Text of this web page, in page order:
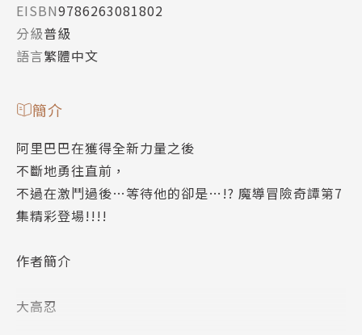
EISBN9786263081802
分級普級
語言繁體中文
簡介
阿里巴巴在獲得全新力量之後
不斷地勇往直前，
不過在激鬥過後…等待他的卻是…!? 魔導冒險奇譚第7
集精彩登場!!!!
作者簡介
大高忍